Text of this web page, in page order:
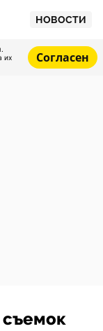
НОВОСТИ
их
Согласен